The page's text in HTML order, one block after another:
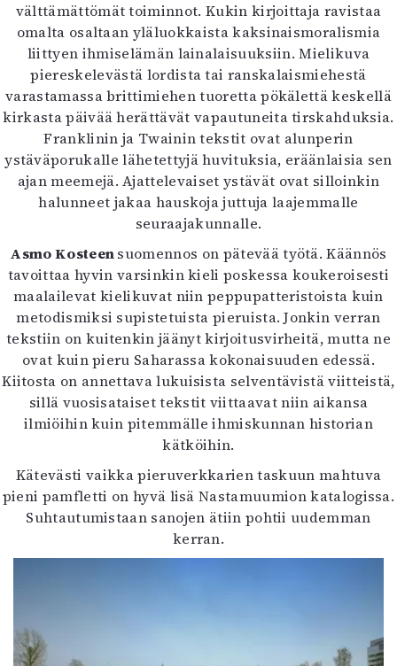
välttämättömät toiminnot. Kukin kirjoittaja ravistaa
omalta osaltaan yläluokkaista kaksinaismoralismia
liittyen ihmiselämän lainalaisuuksiin. Mielikuva
piereskelevästä lordista tai ranskalaismiehestä
varastamassa brittimiehen tuoretta pökälettä keskellä
kirkasta päivää herättävät vapautuneita tirskahduksia.
Franklinin ja Twainin tekstit ovat alunperin
ystäväporukalle lähetettyjä huvituksia, eräänlaisia sen
ajan meemejä. Ajattelevaiset ystävät ovat silloinkin
halunneet jakaa hauskoja juttuja laajemmalle
seuraajakunnalle.
Asmo Kosteensuomennos on pätevää työtä. Käännös
tavoittaa hyvin varsinkin kieli poskessa koukeroisesti
maalailevat kielikuvat niin peppupatteristoista kuin
metodismiksi supistetuista pieruista. Jonkin verran
tekstiin on kuitenkin jäänyt kirjoitusvirheitä, mutta ne
ovat kuin pieru Saharassa kokonaisuuden edessä.
Kiitosta on annettava lukuisista selventävistä viitteistä,
sillä vuosisataiset tekstit viittaavat niin aikansa
ilmiöihin kuin pitemmälle ihmiskunnan historian
kätköihin.
Kätevästi vaikka pieruverkkarien taskuun mahtuva
pieni pamfletti on hyvä lisä Nastamuumion katalogissa.
Suhtautumistaan sanojen ätiin pohtii uudemman
kerran.